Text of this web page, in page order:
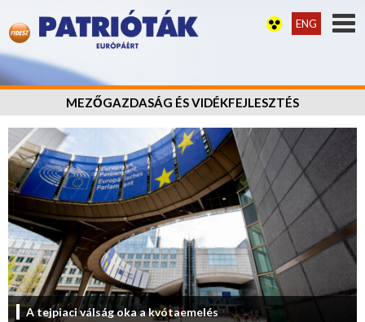
ENG
MEZŐGAZDASÁG ÉS VIDÉKFEJLESZTÉS
A tejpiaci válság oka a kvótaemelés